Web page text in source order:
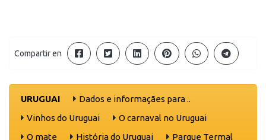
Compartir en
URUGUAI
Dados e informaçães para ..
Vinhos do Uruguai
O carnaval no Uruguai
O mate
História do Uruguai Parque Termal